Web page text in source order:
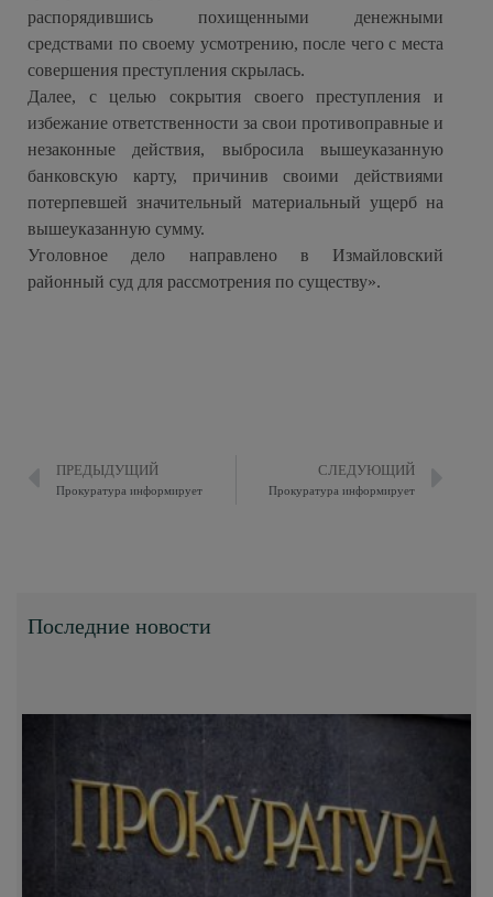
распорядившись похищенными денежными
средствами по своему усмотрению, после чего с места
совершения преступления скрылась.
Далее, с целью сокрытия своего преступления и
избежание ответственности за свои противоправные и
незаконные действия, выбросила вышеуказанную
банковскую карту, причинив своими действиями
потерпевшей значительный материальный ущерб на
вышеуказанную сумму.
Уголовное дело направлено в Измайловский
районный суд для рассмотрения по существу».
ПРЕДЫДУЩИЙ
Прокуратура информирует
СЛЕДУЮЩИЙ
Прокуратура информирует
Последние новости